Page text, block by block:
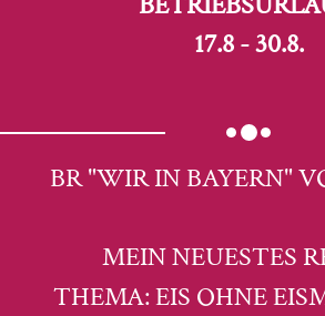
17.8 - 30.8.
BR "WIR IN BAYERN"
MEIN NEUESTES
THEMA: EIS OHNE